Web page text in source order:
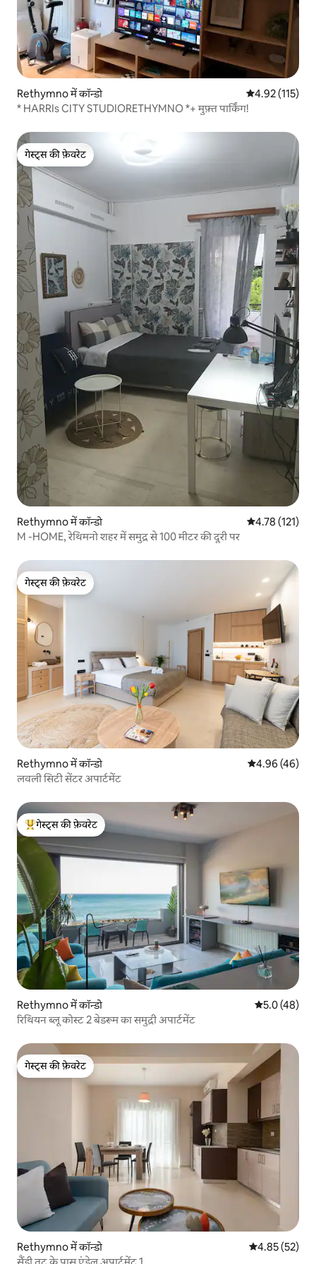
Rethymno में कॉन्डो औसत रेटिंग 5 में से
4.92 (115)
* HARRIs CITY STUDIORETHYMNO *+ मुफ़्त पार्किंग!
गेस्ट्स की फ़ेवरेट
गेस्ट्स की फ़ेवरेट
Rethymno में कॉन्डो औसत रेटिंग 5 में से
4.78 (121)
M -HOME, रेथिमनो शहर में समुद्र से 100 मीटर की दूरी पर
गेस्ट्स की फ़ेवरेट
गेस्ट्स की फ़ेवरेट
Rethymno में कॉन्डो औसत रेटिंग 5 में
4.96 (46)
लवली सिटी सेंटर अपार्टमेंट
गेस्ट्स का टॉप फ़ेवरेट
गेस्ट्स की फ़ेवरेट
Rethymno में कॉन्डो औसत रेटिंग 5
5.0 (48)
रिथियन ब्लू कोस्ट 2 बेडरूम का समुद्री अपार्टमेंट
गेस्ट्स की फ़ेवरेट
गेस्ट्स की फ़ेवरेट
Rethymno में कॉन्डो औसत रेटिंग 5 में
4.85 (52)